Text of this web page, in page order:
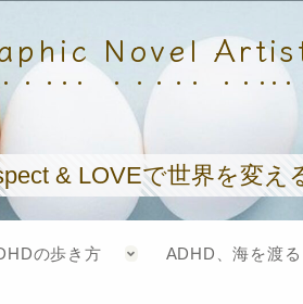
Novel
& LOVEで世界を変え
の歩き方 ADHD、海を渡る